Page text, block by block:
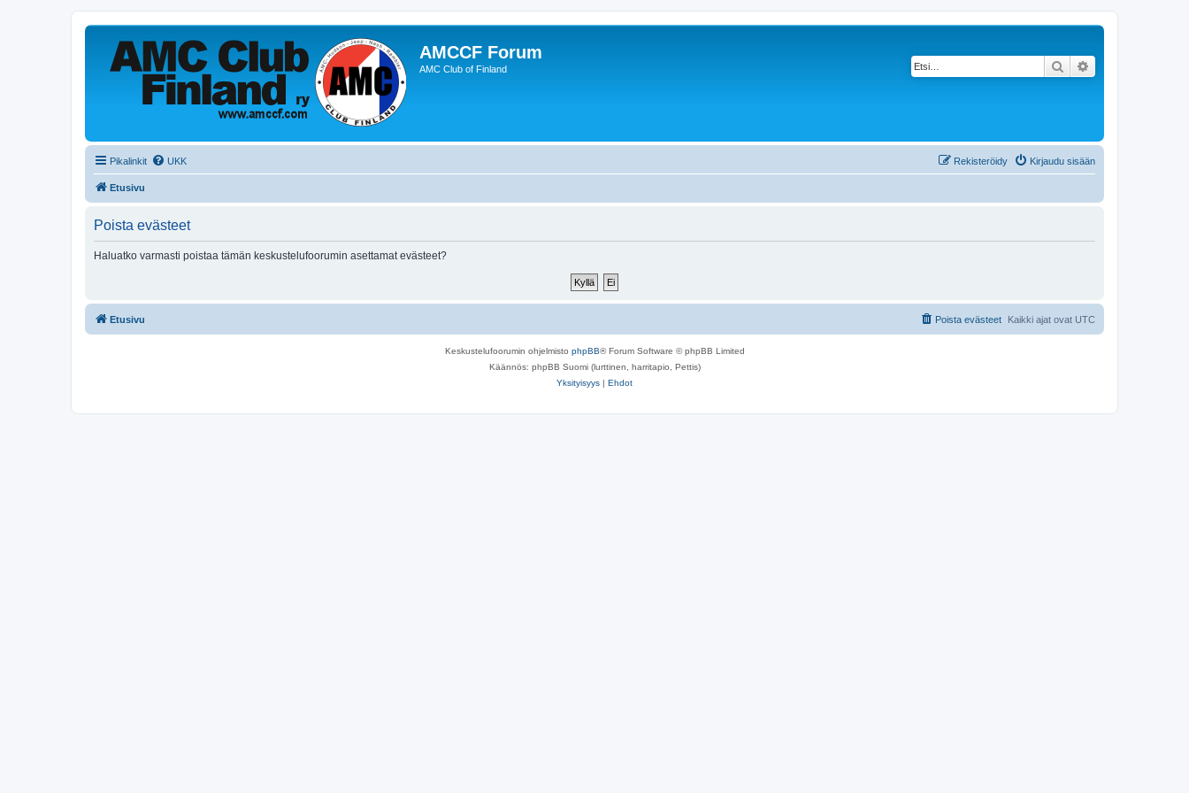
AMCCF Forum
AMC Club of Finland Etsi
Pikalinkit UKK Kirjaudu sisään
Rekisteröidy
Etusivu
Poista evästeet
Haluatko varmasti poistaa tämän keskustelufoorumin asettamat evästeet?
Etusivu Kaikki ajat ovat UTC
Poista evästeet
Keskustelufoorumin ohjelmisto phpBB® Forum Software © phpBB Limited
Käännös: phpBB Suomi (lurttinen, harritapio, Pettis)
Yksityisyys | Ehdot